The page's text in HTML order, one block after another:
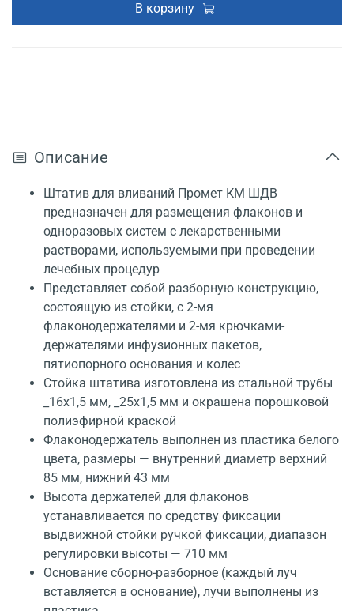
В корзину
Описание
Штатив для вливаний Промет КМ ШДВ
предназначен для размещения флаконов и
одноразовых систем с лекарственными
растворами, используемыми при проведении
лечебных процедур
Представляет собой разборную конструкцию,
состоящую из стойки, с 2-мя
флаконодержателями и 2-мя крючками-
держателями инфузионных пакетов,
пятиопорного основания и колес
Стойка штатива изготовлена из стальной трубы
_16x1,5 мм, _25x1,5 мм и окрашена порошковой
полиэфирной краской
Флаконодержатель выполнен из пластика белого
цвета, размеры — внутренний диаметр верхний
85 мм, нижний 43 мм
Высота держателей для флаконов
устанавливается по средству фиксации
выдвижной стойки ручкой фиксации, диапазон
регулировки высоты — 710 мм
Основание сборно-разборное (каждый луч
вставляется в основание), лучи выполнены из